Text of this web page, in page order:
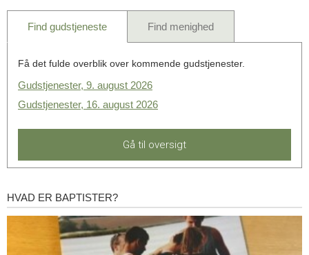
2023
Find gudstjeneste Find menighed
Få det fulde overblik over kommende gudstjenester.
Gudstjenester, 9. august 2026
Gudstjenester, 16. august 2026
Gå til oversigt
Hvad
er
HVAD ER BAPTISTER?